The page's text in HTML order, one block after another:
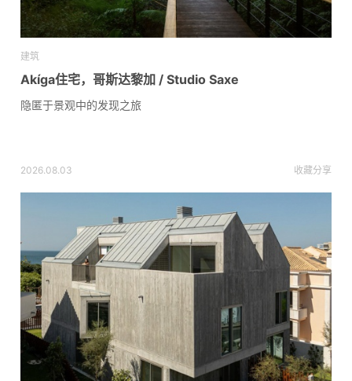
建筑
Akíga住宅，哥斯达黎加 / Studio Saxe
隐匿于景观中的发现之旅
2026.08.03 收藏分享